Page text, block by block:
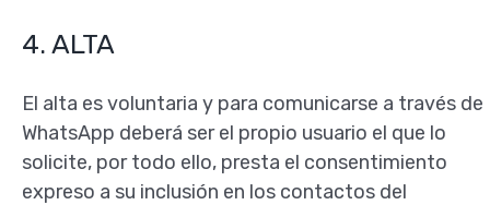
4. ALTA
El alta es voluntaria y para comunicarse a través de
WhatsApp deberá ser el propio usuario el que lo
solicite, por todo ello, presta el consentimiento
expreso a su inclusión en los contactos del